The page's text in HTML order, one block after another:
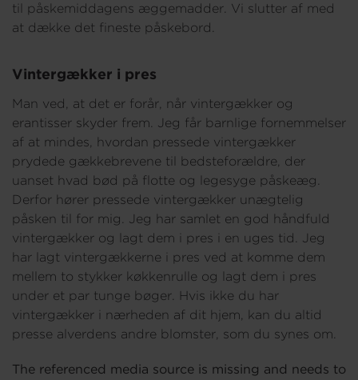
til påskemiddagens æggemadder. Vi slutter af med
at dække det fineste påskebord.
Vintergækker i pres
Man ved, at det er forår, når vintergækker og
erantisser skyder frem. Jeg får barnlige fornemmelser
af at mindes, hvordan pressede vintergækker
prydede gækkebrevene til bedsteforældre, der
uanset hvad bød på flotte og legesyge påskeæg.
Derfor hører pressede vintergækker unægtelig
påsken til for mig. Jeg har samlet en god håndfuld
vintergækker og lagt dem i pres i en uges tid. Jeg
har lagt vintergækkerne i pres ved at komme dem
mellem to stykker køkkenrulle og lagt dem i pres
under et par tunge bøger. Hvis ikke du har
vintergækker i nærheden af dit hjem, kan du altid
presse alverdens andre blomster, som du synes om.
The referenced media source is missing and needs to